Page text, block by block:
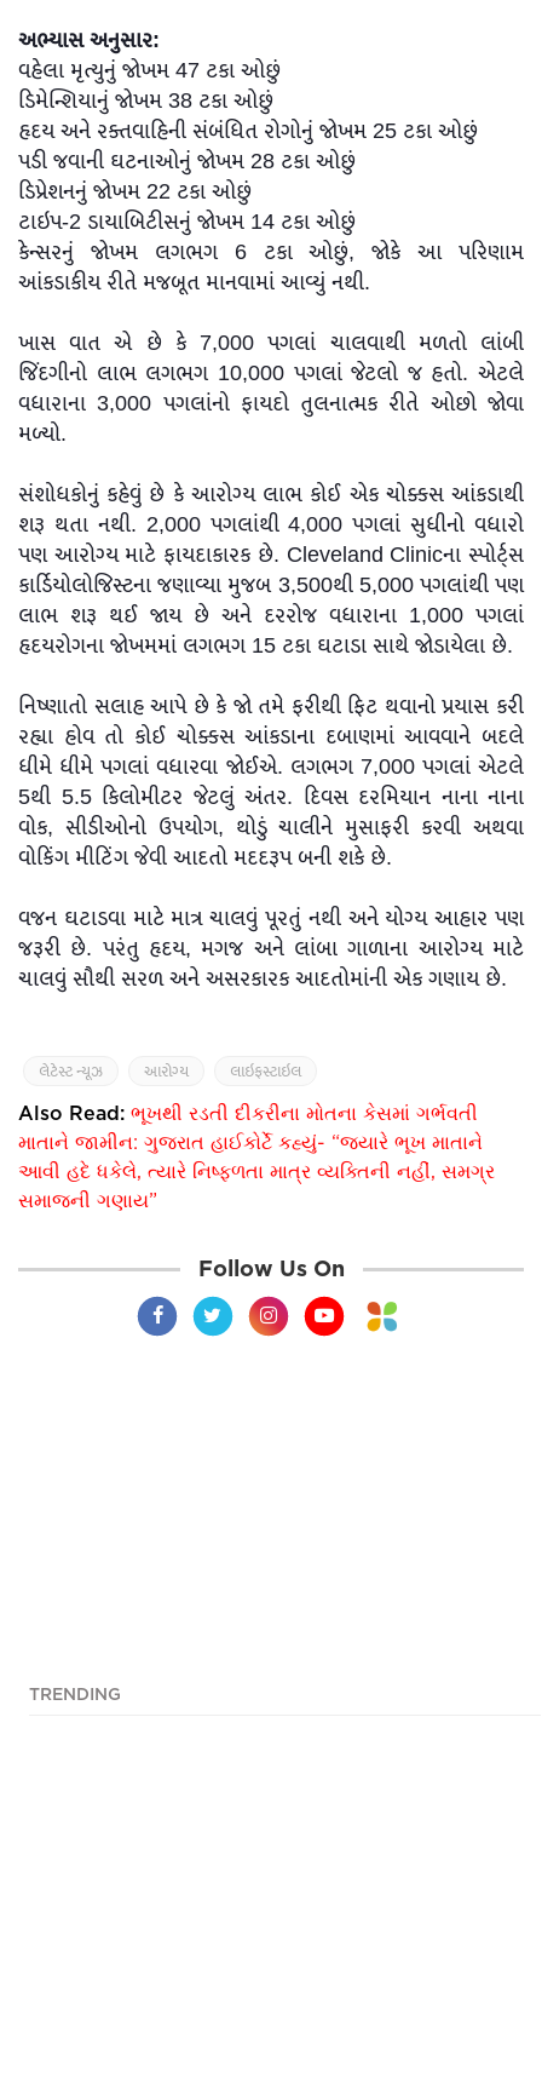
અભ્યાસ અનુસાર:
વહેલા મૃત્યુનું જોખમ 47 ટકા ઓછું
ડિમેન્શિયાનું જોખમ 38 ટકા ઓછું
હૃદય અને રક્તવાહિની સંબંધિત રોગોનું જોખમ 25 ટકા ઓછું
પડી જવાની ઘટનાઓનું જોખમ 28 ટકા ઓછું
ડિપ્રેશનનું જોખમ 22 ટકા ઓછું
ટાઇપ-2 ડાયાબિટીસનું જોખમ 14 ટકા ઓછું
કેન્સરનું જોખમ લગભગ 6 ટકા ઓછું, જોકે આ પરિણામ
આંકડાકીય રીતે મજબૂત માનવામાં આવ્યું નથી.
ખાસ વાત એ છે કે 7,000 પગલાં ચાલવાથી મળતો લાંબી
જિંદગીનો લાભ લગભગ 10,000 પગલાં જેટલો જ હતો. એટલે
વધારાના 3,000 પગલાંનો ફાયદો તુલનાત્મક રીતે ઓછો જોવા
મળ્યો.
સંશોધકોનું કહેવું છે કે આરોગ્ય લાભ કોઈ એક ચોક્કસ આંકડાથી
શરૂ થતા નથી. 2,000 પગલાંથી 4,000 પગલાં સુધીનો વધારો
પણ આરોગ્ય માટે ફાયદાકારક છે. Cleveland Clinicના સ્પોર્ટ્સ
કાર્ડિયોલોજિસ્ટના જણાવ્યા મુજબ 3,500થી 5,000 પગલાંથી પણ
લાભ શરૂ થઈ જાય છે અને દરરોજ વધારાના 1,000 પગલાં
હૃદયરોગના જોખમમાં લગભગ 15 ટકા ઘટાડા સાથે જોડાયેલા છે.
નિષ્ણાતો સલાહ આપે છે કે જો તમે ફરીથી ફિટ થવાનો પ્રયાસ કરી
રહ્યા હોવ તો કોઈ ચોક્કસ આંકડાના દબાણમાં આવવાને બદલે
ધીમે ધીમે પગલાં વધારવા જોઈએ. લગભગ 7,000 પગલાં એટલે
5થી 5.5 કિલોમીટર જેટલું અંતર. દિવસ દરમિયાન નાના નાના
વોક, સીડીઓનો ઉપયોગ, થોડું ચાલીને મુસાફરી કરવી અથવા
વોકિંગ મીટિંગ જેવી આદતો મદદરૂપ બની શકે છે.
વજન ઘટાડવા માટે માત્ર ચાલવું પૂરતું નથી અને યોગ્ય આહાર પણ
જરૂરી છે. પરંતુ હૃદય, મગજ અને લાંબા ગાળાના આરોગ્ય માટે
ચાલવું સૌથી સરળ અને અસરકારક આદતોમાંની એક ગણાય છે.
લેટેસ્ટ ન્યૂઝ આરોગ્ય લાઇફસ્ટાઇલ
Also Read: ભૂખથી રડતી દીકરીના મોતના કેસમાં ગર્ભવતી
માતાને જામીન: ગુજરાત હાઈકોર્ટે કહ્યું- “જ્યારે ભૂખ માતાને
આવી હદે ધકેલે, ત્યારે નિષ્ફળતા માત્ર વ્યક્તિની નહીં, સમગ્ર
સમાજની ગણાય”
Follow Us On
TRENDING